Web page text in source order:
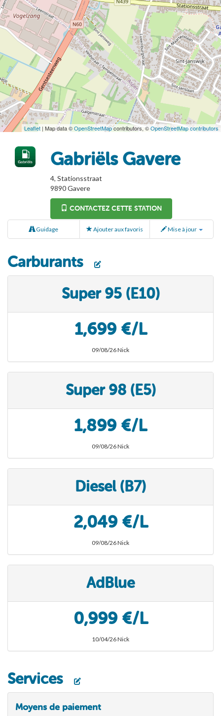
Leaflet | Map data ©OpenStreetMapcontributors, ©OpenStreetMap contributors
Gabriëls Gavere
4, Stationsstraat
9890Gavere
CONTACTEZ CETTE STATION
Guidage Ajouter aux favoris Mise à jour
Carburants
Super 95 (E10)
1,699 €/L
09/08/26 Nick
Super 98 (E5)
1,899 €/L
09/08/26 Nick
Diesel (B7)
2,049 €/L
09/08/26 Nick
AdBlue
0,999 €/L
10/04/26 Nick
Services
Moyens de paiement